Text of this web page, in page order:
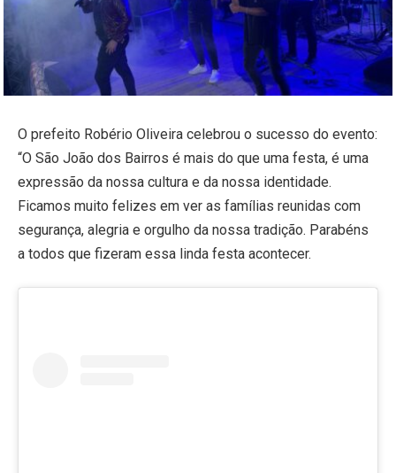
O prefeito Robério Oliveira celebrou o sucesso do evento:
“O São João dos Bairros é mais do que uma festa, é uma
expressão da nossa cultura e da nossa identidade.
Ficamos muito felizes em ver as famílias reunidas com
segurança, alegria e orgulho da nossa tradição. Parabéns
a todos que fizeram essa linda festa acontecer.